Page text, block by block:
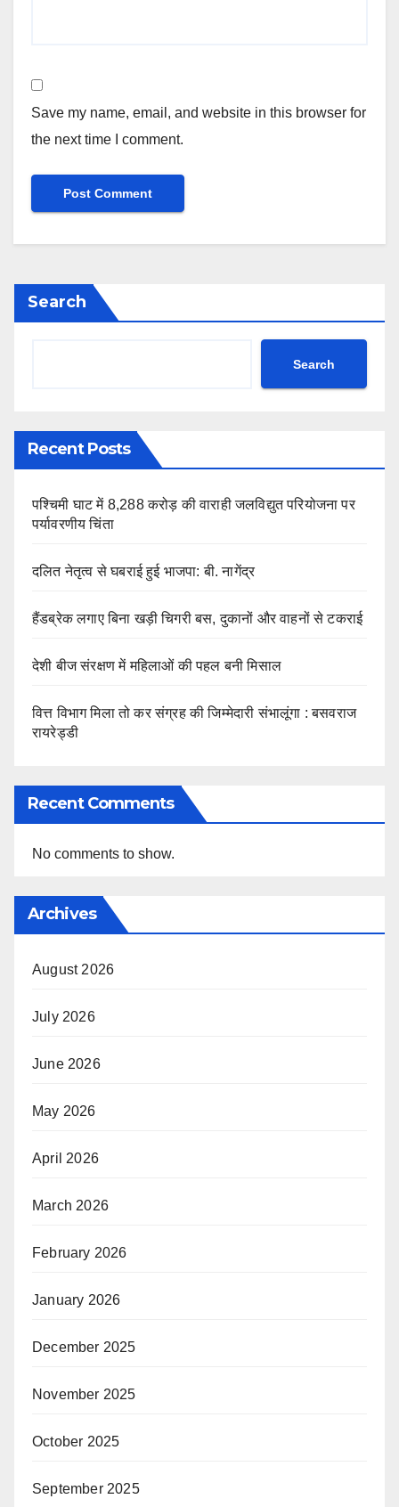
Save my name, email, and website in this browser for
the next time I comment.
Search
Search
Recent Posts
पश्चिमी घाट में 8,288 करोड़ की वाराही जलविद्युत परियोजना पर
पर्यावरणीय चिंता
दलित नेतृत्व से घबराई हुई भाजपा: बी. नागेंद्र
हैंडब्रेक लगाए बिना खड़ी चिगरी बस, दुकानों और वाहनों से टकराई
देशी बीज संरक्षण में महिलाओं की पहल बनी मिसाल
वित्त विभाग मिला तो कर संग्रह की जिम्मेदारी संभालूंगा : बसवराज
रायरेड्डी
Recent Comments
No comments to show.
Archives
August 2026
July 2026
June 2026
May 2026
April 2026
March 2026
February 2026
January 2026
December 2025
November 2025
October 2025
September 2025